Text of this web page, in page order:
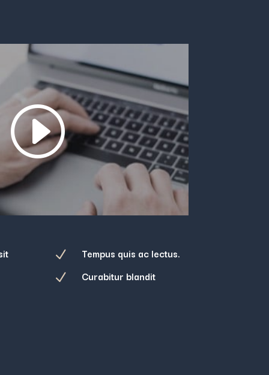
N Tempus quis ac lectus.
N Curabitur blandit